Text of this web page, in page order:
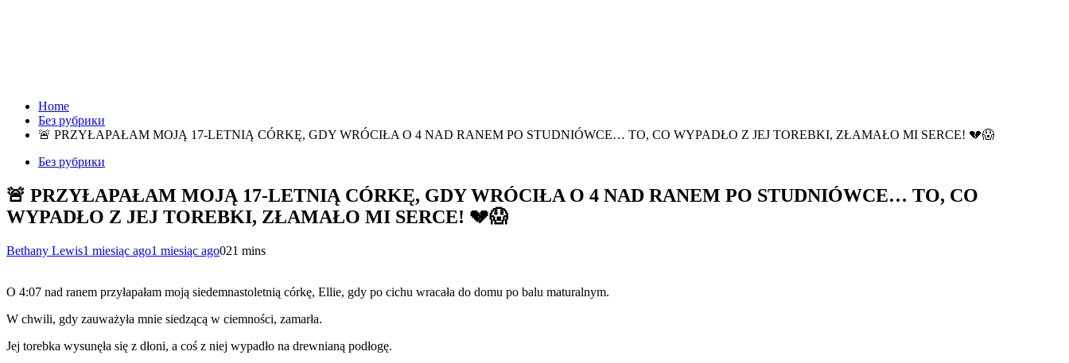
Home
Без рубрики
🚨 PRZYŁAPAŁAM MOJĄ 17-LETNIĄ CÓRKĘ, GDY WRÓCIŁA O 4 NAD RANEM PO STUDNIÓWCE… TO, CO WYPADŁO Z JEJ TOREBKI, ZŁAMAŁO MI SERCE! 💔😱
Без рубрики
🚨 PRZYŁAPAŁAM MOJĄ 17-LETNIĄ CÓRKĘ, GDY WRÓCIŁA O 4 NAD RANEM PO STUDNIÓWCE… TO, CO
WYPADŁO Z JEJ TOREBKI, ZŁAMAŁO MI SERCE! 💔😱
Bethany Lewis1 miesiąc ago1 miesiąc ago021 mins
O 4:07 nad ranem przyłapałam moją siedemnastoletnią córkę, Ellie, gdy po cichu wracała do domu po balu maturalnym.
W chwili, gdy zauważyła mnie siedzącą w ciemności, zamarła.
Jej torebka wysunęła się z dłoni, a coś z niej wypadło na drewnianą podłogę.